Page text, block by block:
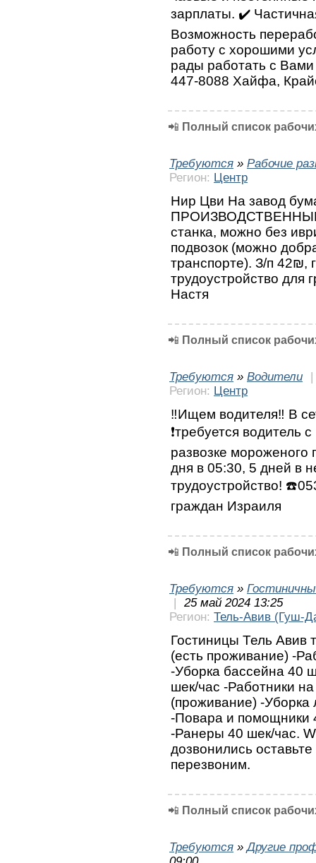
зарплаты. ✔️
Возможность
работу с хорошими
рады работать с
447-8088 Хайфа,
📲 Полный список
Требуются » Рабочие
Регион: Центр
Нир Цви На завод
ПРОИЗВОДСТВЕННЫЕ
станка, можно без
подвозок (можно
транспорте). З/п 42₪,
трудоустройство для
Настя
📲 Полный список
Требуются » Водители
|
Регион: Центр
‼️Ищем водителя‼️ В
❗требуется водитель
развозке мороженого
дня в 05:30, 5 дней в
трудоустройство!
граждан Израиля
📲 Полный список
Требуются »
|
25 май 2024 13:25
Регион: Тель-Авив (Гуш-
Гостиницы Тель Авив
(есть проживание) -
-Уборка бассейна 40
шек/час -Работники
(проживание) -Уборка
-Повара и помощники
-Ранеры 40 шек/час.
дозвонились
перезвоним.
📲 Полный список
Требуются »Другие